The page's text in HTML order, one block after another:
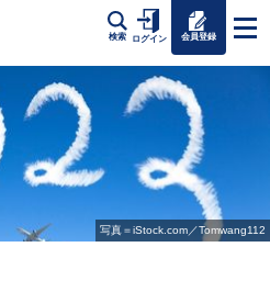
検索 ログイン 会員登録
写真＝iStock.com／Tomwang112